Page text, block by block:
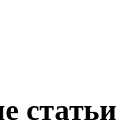
статьи